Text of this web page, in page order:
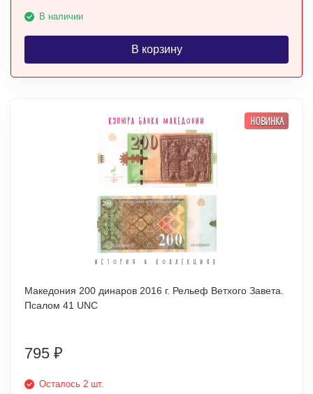
В наличии
В корзину
НОВИНКА
Македония 200 динаров 2016 г. Рельеф Ветхого Завета.
Псалом 41 UNC
795 ₽
Осталось 2 шт.